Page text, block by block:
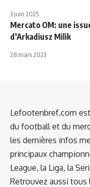
3 juin 2025
Mercato OM: une
d’Arkadiusz Milik
28 mars 2023
Lefootenbref.com
du football et du
les dernières infos
principaux
League, la Liga, la
Retrouvez aussi